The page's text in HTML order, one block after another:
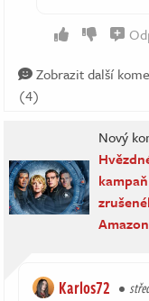
Zobrazit další
(4)
Nový
Karlos72